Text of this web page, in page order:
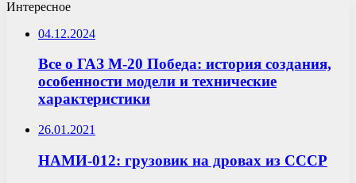
Интересное
04.12.2024
Все о ГАЗ М-20 Победа: история создания,
особенности модели и технические
характеристики
26.01.2021
НАМИ-012: грузовик на дровах из СССР